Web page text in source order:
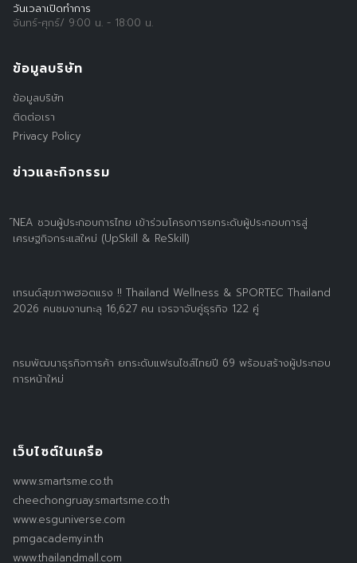
วันเวลาเปิดทำการ
จันทร์-ศุกร์/ 9:00 น. - 18:00 น.
ข้อมูลบริษัท
ข้อมูลบริษัท
ติดต่อเรา
Privacy Policy
ข่าวและกิจกรรม
์NEA ชวนผู้ประกอบการไทย เข้าร่วมโครงการยกระดับผู้ประกอบการสู่
เศรษฐกิจกระแสใหม่ (UpSkill & ReSkill)
เทรนด์สุขภาพฮอตแรง !! Thailand Wellness & SPORTEC Thailand
2026 คนชมงานทะลุ 16,627 คน เจรจาจับคู่ธุรกิจ 122 คู่
กรมพัฒนาธุรกิจการค้า ยกระดับแฟรนไชส์ไทยปี 69 พร้อมสร้างผู้ประกอบ
การหน้าใหม่
เว็บไซต์ในเครือ
www.smartsme.co.th
cheechongruay.smartsme.co.th
www.esguniverse.com
pmgacademy.in.th
www.thailandmall.com